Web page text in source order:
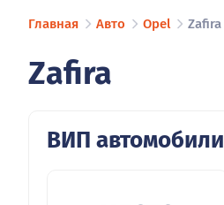
Главная Авто Opel Zafira
Zafira
ВИП автомобили